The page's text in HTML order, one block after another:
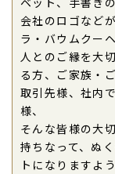
ご購入頂い
2022年03月
今回も 孫の初
せて頂きまし
いています。
ご購入頂いた
ベット、手書き
会社のロゴなど
ラ・バウムクー
人とのご縁を大
る方、ご家族・
取引先様、社内
様、
そんな皆様の大
持ちなって、ぬ
トになりますよ